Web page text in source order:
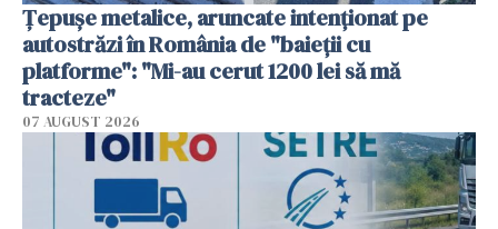
Țepușe metalice, aruncate intenționat pe
autostrăzi în România de "baieții cu
platforme": "Mi-au cerut 1200 lei să mă
tracteze"
07 AUGUST 2026